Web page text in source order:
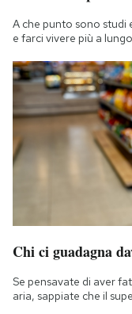
A che punto sono studi
e farci vivere più a
Chi ci guadagna
Se pensavate di aver
aria, sappiate che il